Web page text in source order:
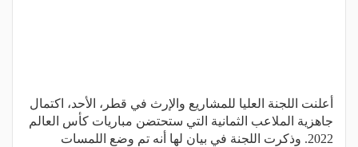
أعلنت اللجنة العليا للمشاريع والإرث في قطر، الأحد، اكتمال
جاهزية الملاعب الثمانية التي ستحتضن مباريات كأس العالم
2022. وذكرت اللجنة في بيان لها أنه تم وضع اللمسات